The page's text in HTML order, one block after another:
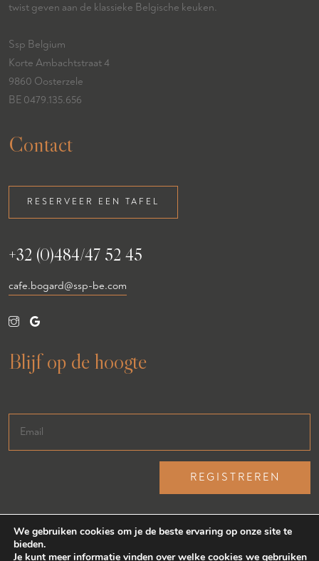
twist geven aan de klassieke Belgische keuken.
Ssp Belgium
Korte Ambachtstraat 4
9860 Oosterzele
BE 0479.135.656
Contact
RESERVEER EEN TAFEL
+32 (0)484/47 52 45
cafe.bogard@ssp-be.com
Blijf op de hoogte
We gebruiken cookies om je de beste ervaring op onze site te
bieden.
Je kunt meer informatie vinden over welke cookies we gebruiken